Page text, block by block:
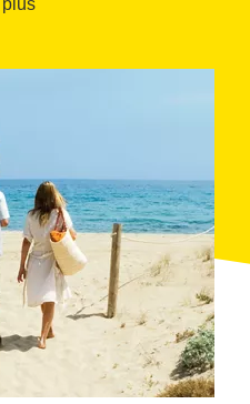
à environ dix minutes
plus